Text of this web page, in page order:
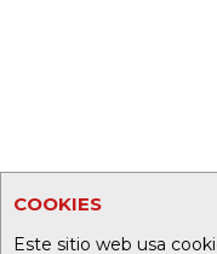
COOKIES
Este sitio web usa